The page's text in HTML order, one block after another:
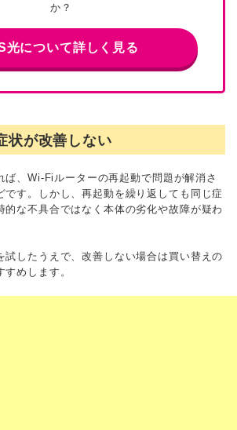
か？
光について詳しく見る
状が改善しない
ば、Wi-Fiルーターの再起動で問題が解消さ
です。しかし、再起動を繰り返しても同じ症
的な不具合ではなく本体の劣化や故障が疑わ
試したうえで、改善しない場合は買い替えの
めします。